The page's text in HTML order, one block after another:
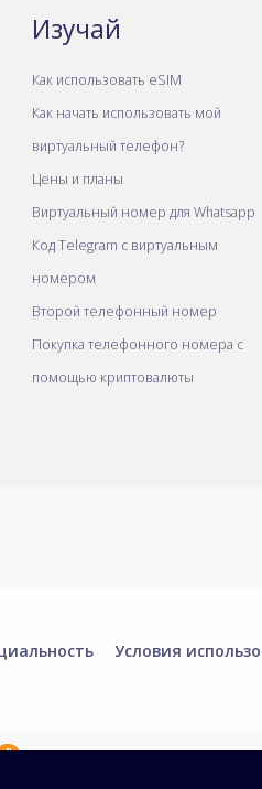
Изучай
Как использовать eSIM
Как начать использовать мой
виртуальный телефон?
Цены и планы
Виртуальный номер для Whatsapp
Код Telegram с виртуальным
номером
Второй телефонный номер
Покупка телефонного номера с
помощью криптовалюты
Условия